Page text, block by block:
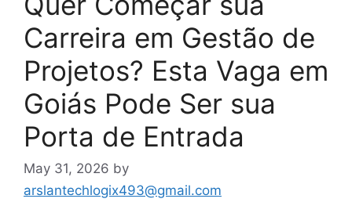
Carreira em Gestão de
Projetos? Esta Vaga em
Goiás Pode Ser sua
Porta de Entrada
May 31, 2026 by
arslantechlogix493@gmail.com